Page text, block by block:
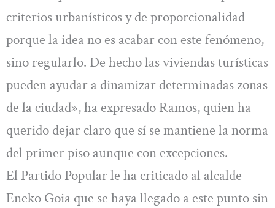
criterios urbanísticos y de proporcionalidad
porque la idea no es acabar con este fenómeno,
sino regularlo. De hecho las viviendas turísticas
pueden ayudar a dinamizar determinadas zonas
de la ciudad», ha expresado Ramos, quien ha
querido dejar claro que sí se mantiene la norma
del primer piso aunque con excepciones.
El Partido Popular le ha criticado al alcalde
Eneko Goia que se haya llegado a este punto sin